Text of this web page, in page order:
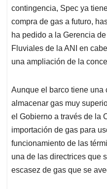
contingencia, Spec ya
compra de gas a futuro,
ha pedido a la Gerencia
Fluviales de la ANI en
una ampliación de la
Aunque el barco tiene una
almacenar gas muy
el Gobierno a través de la
importación de gas para
funcionamiento de las
una de las directrices que
escasez de gas que se